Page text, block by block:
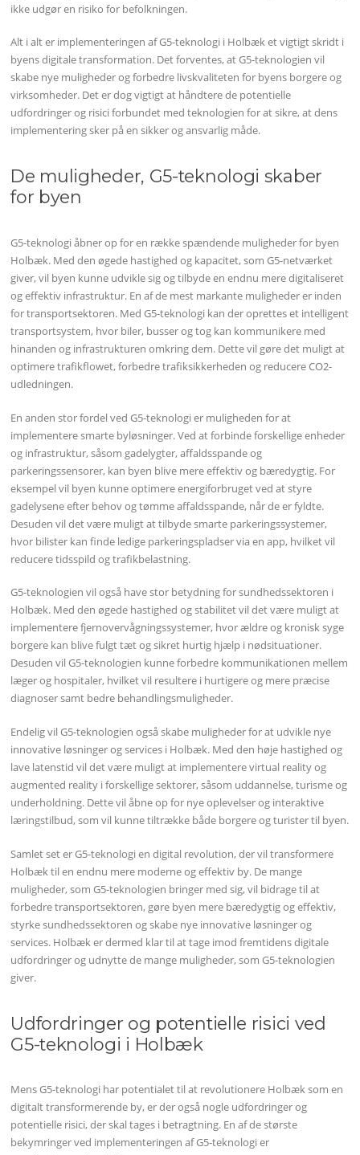
ikke udgør en risiko for befolkningen.
Alt i alt er implementeringen af G5-teknologi i Holbæk et vigtigt skridt i
byens digitale transformation. Det forventes, at G5-teknologien vil
skabe nye muligheder og forbedre livskvaliteten for byens borgere og
virksomheder. Det er dog vigtigt at håndtere de potentielle
udfordringer og risici forbundet med teknologien for at sikre, at dens
implementering sker på en sikker og ansvarlig måde.
De muligheder, G5-teknologi skaber
for byen
G5-teknologi åbner op for en række spændende muligheder for byen
Holbæk. Med den øgede hastighed og kapacitet, som G5-netværket
giver, vil byen kunne udvikle sig og tilbyde en endnu mere digitaliseret
og effektiv infrastruktur. En af de mest markante muligheder er inden
for transportsektoren. Med G5-teknologi kan der oprettes et intelligent
transportsystem, hvor biler, busser og tog kan kommunikere med
hinanden og infrastrukturen omkring dem. Dette vil gøre det muligt at
optimere trafikflowet, forbedre trafiksikkerheden og reducere CO2-
udledningen.
En anden stor fordel ved G5-teknologi er muligheden for at
implementere smarte byløsninger. Ved at forbinde forskellige enheder
og infrastruktur, såsom gadelygter, affaldsspande og
parkeringssensorer, kan byen blive mere effektiv og bæredygtig. For
eksempel vil byen kunne optimere energiforbruget ved at styre
gadelysene efter behov og tømme affaldsspande, når de er fyldte.
Desuden vil det være muligt at tilbyde smarte parkeringssystemer,
hvor bilister kan finde ledige parkeringspladser via en app, hvilket vil
reducere tidsspild og trafikbelastning.
G5-teknologien vil også have stor betydning for sundhedssektoren i
Holbæk. Med den øgede hastighed og stabilitet vil det være muligt at
implementere fjernovervågningssystemer, hvor ældre og kronisk syge
borgere kan blive fulgt tæt og sikret hurtig hjælp i nødsituationer.
Desuden vil G5-teknologien kunne forbedre kommunikationen mellem
læger og hospitaler, hvilket vil resultere i hurtigere og mere præcise
diagnoser samt bedre behandlingsmuligheder.
Endelig vil G5-teknologien også skabe muligheder for at udvikle nye
innovative løsninger og services i Holbæk. Med den høje hastighed og
lave latenstid vil det være muligt at implementere virtual reality og
augmented reality i forskellige sektorer, såsom uddannelse, turisme og
underholdning. Dette vil åbne op for nye oplevelser og interaktive
læringstilbud, som vil kunne tiltrække både borgere og turister til byen.
Samlet set er G5-teknologi en digital revolution, der vil transformere
Holbæk til en endnu mere moderne og effektiv by. De mange
muligheder, som G5-teknologien bringer med sig, vil bidrage til at
forbedre transportsektoren, gøre byen mere bæredygtig og effektiv,
styrke sundhedssektoren og skabe nye innovative løsninger og
services. Holbæk er dermed klar til at tage imod fremtidens digitale
udfordringer og udnytte de mange muligheder, som G5-teknologien
giver.
Udfordringer og potentielle risici ved
G5-teknologi i Holbæk
Mens G5-teknologi har potentialet til at revolutionere Holbæk som en
digitalt transformerende by, er der også nogle udfordringer og
potentielle risici, der skal tages i betragtning. En af de største
bekymringer ved implementeringen af G5-teknologi er